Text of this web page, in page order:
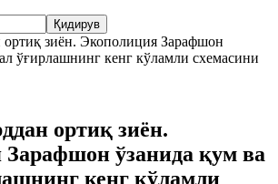
ортиқ зиён.
ўзанида қум ва
кенг кўламли